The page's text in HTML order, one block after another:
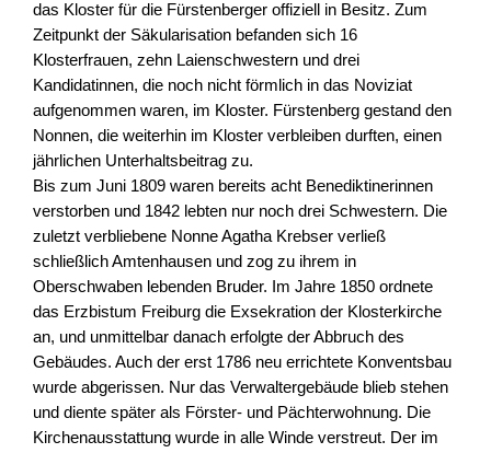
das Kloster für die Fürstenberger offiziell in Besitz. Zum
Zeitpunkt der Säkularisation befanden sich 16
Klosterfrauen, zehn Laienschwestern und drei
Kandidatinnen, die noch nicht förmlich in das Noviziat
aufgenommen waren, im Kloster. Fürstenberg gestand den
Nonnen, die weiterhin im Kloster verbleiben durften, einen
jährlichen Unterhaltsbeitrag zu.
Bis zum Juni 1809 waren bereits acht Benediktinerinnen
verstorben und 1842 lebten nur noch drei Schwestern. Die
zuletzt verbliebene Nonne Agatha Krebser verließ
schließlich Amtenhausen und zog zu ihrem in
Oberschwaben lebenden Bruder. Im Jahre 1850 ordnete
das Erzbistum Freiburg die Exsekration der Klosterkirche
an, und unmittelbar danach erfolgte der Abbruch des
Gebäudes. Auch der erst 1786 neu errichtete Konventsbau
wurde abgerissen. Nur das Verwaltergebäude blieb stehen
und diente später als Förster- und Pächterwohnung. Die
Kirchenausstattung wurde in alle Winde verstreut. Der im